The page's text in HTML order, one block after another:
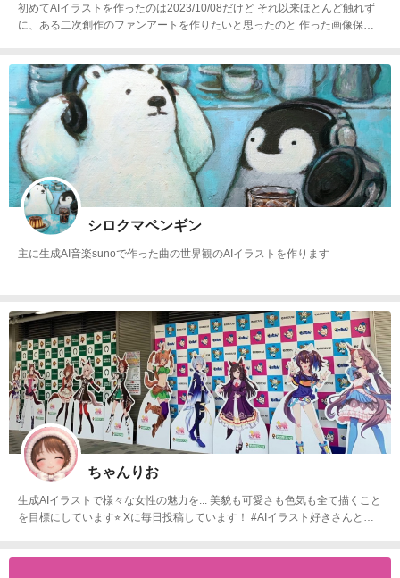
初めてAIイラストを作ったのは2023/10/08だけど それ以来ほとんど触れず
に、ある二次創作のファンアートを作りたいと思ったのと 作った画像保管
シロクマペンギン
主に生成AI音楽sunoで作った曲の世界観のAIイラストを作ります
ちゃんりお
生成AIイラストで様々な女性の魅力を... 美貌も可愛さも色気も全て描くこと
を目標にしています⭐︎ Xに毎日投稿しています！ #AIイラスト好きさんと繋